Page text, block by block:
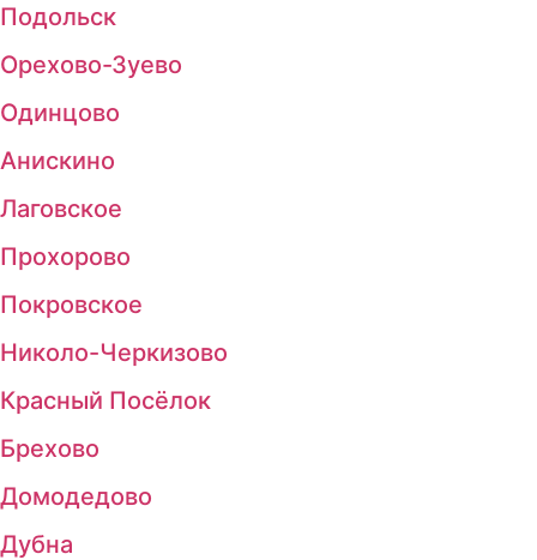
Подольск
Орехово-Зуево
Одинцово
Анискино
Лаговское
Прохорово
Покровское
Николо-Черкизово
Красный Посёлок
Брехово
Домодедово
Дубна